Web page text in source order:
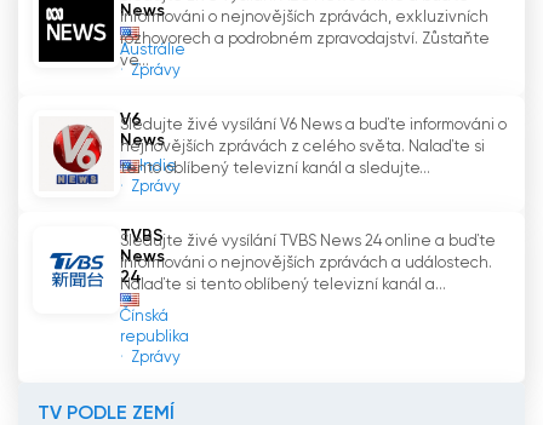
nabízejí včasné předpovědi, sledování bouřek a
bezpečnostní tipy týkající se počasí, čímž
pomáhají divákům zůstat připraveni a v
4 se zaměřuje na informovanost o počasí, a tak
udržuje komunitu informovanou a připravenou
zvládnout všechny problémy s počasím.
KTIV News 4 Sledujte živé vysílání live
News
Austrálie
Zprávy
informováni o nejnovějších zprávách, exkluzivních
rozhovorech a podrobném zpravodajství. Zůstaňte
ve...
V6
News
Indie
Zprávy
Sledujte živé vysílání V6 News a buďte informováni o
nejnovějších zprávách z celého světa. Nalaďte si
tento oblíbený televizní kanál a sledujte...
TVBS
News
24
Čínská
republika
Zprávy
Sledujte živé vysílání TVBS News 24 online a buďte
informováni o nejnovějších zprávách a událostech.
Nalaďte si tento oblíbený televizní kanál a...
TV PODLE ZEMÍ